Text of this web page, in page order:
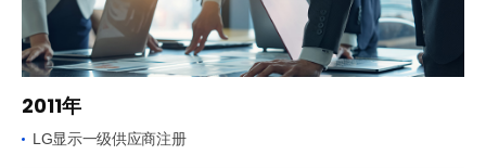
2011年
LG显示一级供应商注册